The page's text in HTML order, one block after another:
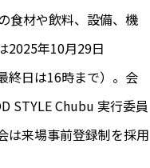
食材や飲料、設備、機
2025年10月29日
終日は16時まで）。会
STYLE Chubu 実行委員
は来場事前登録制を採用